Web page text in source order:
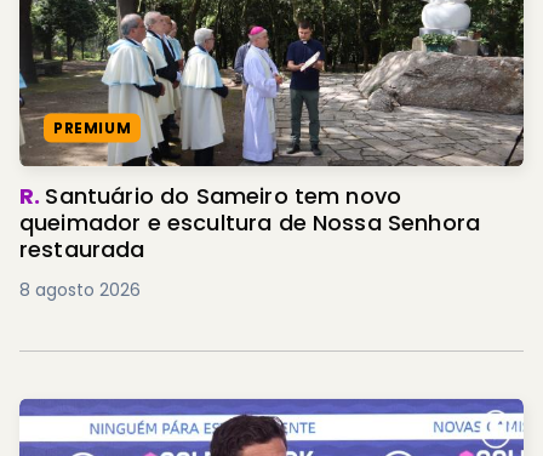
PREMIUM
R. Santuário do Sameiro tem novo
queimador e escultura de Nossa Senhora
restaurada
8 agosto 2026